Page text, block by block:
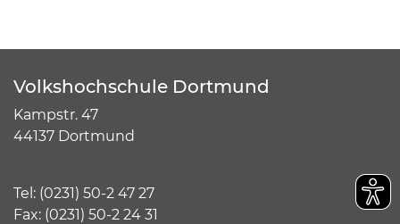
Volkshochschule Dortmund
Kampstr. 47
44137 Dortmund
Tel: (0231) 50-2 47 27
Fax: (0231) 50-2 24 31